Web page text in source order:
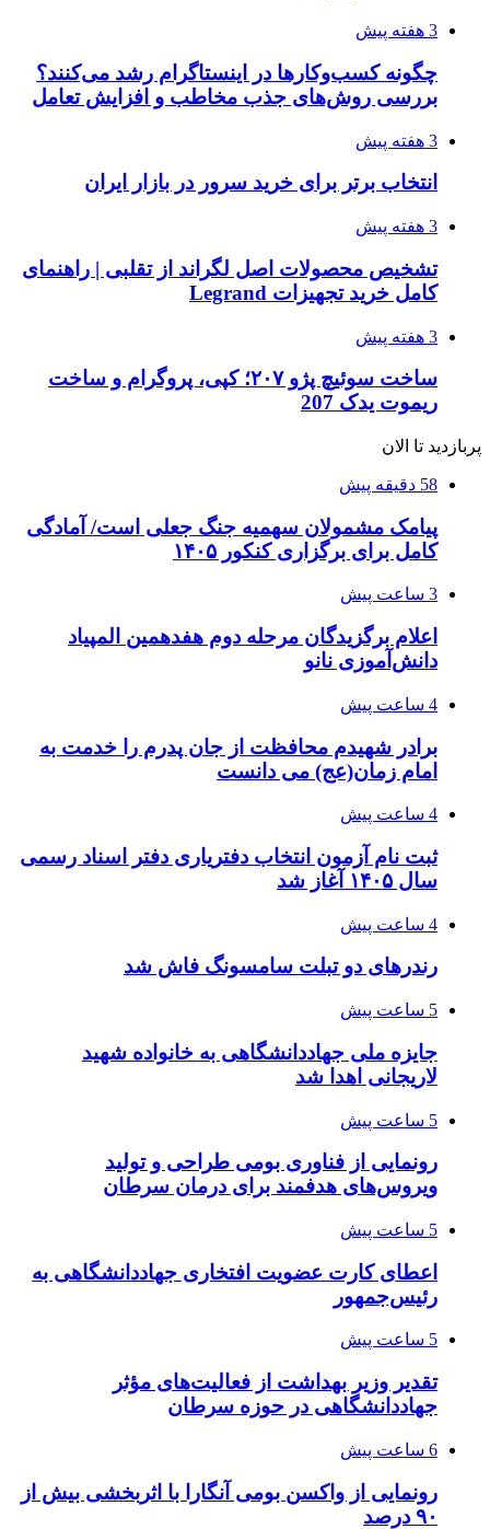
3 هفته پیش
چگونه کسب‌وکارها در اینستاگرام رشد می‌کنند؟
بررسی روش‌های جذب مخاطب و افزایش تعامل
3 هفته پیش
انتخاب برتر برای خرید سرور در بازار ایران
3 هفته پیش
تشخیص محصولات اصل لگراند از تقلبی | راهنمای
کامل خرید تجهیزات Legrand
3 هفته پیش
ساخت سوئیچ پژو ۲۰۷؛ کپی، پروگرام و ساخت
ریموت یدک 207
پربازدید تا الان
58 دقیقه پیش
پیامک مشمولان سهمیه جنگ جعلی است/ آمادگی
کامل برای برگزاری کنکور ۱۴۰۵
3 ساعت پیش
اعلام برگزیدگان مرحله دوم هفدهمین المپیاد
دانش‌آموزی نانو
4 ساعت پیش
برادر شهیدم محافظت از جان پدرم را خدمت به
امام زمان(عج) می دانست
4 ساعت پیش
ثبت نام آزمون انتخاب دفتریاری دفتر اسناد رسمی
سال ۱۴۰۵ آغاز شد
4 ساعت پیش
رندرهای دو تبلت سامسونگ فاش شد
5 ساعت پیش
جایزه ملی جهاددانشگاهی به خانواده شهید
لاریجانی اهدا شد
5 ساعت پیش
رونمایی از فناوری بومی طراحی و تولید
ویروس‌های هدفمند برای درمان سرطان
5 ساعت پیش
اعطای کارت عضویت افتخاری جهاددانشگاهی به
رئیس‌جمهور
5 ساعت پیش
تقدیر وزیر بهداشت از فعالیت‌های مؤثر
جهاددانشگاهی در حوزه سرطان
6 ساعت پیش
رونمایی از واکسن بومی آنگارا با اثربخشی بیش از
۹۰ درصد